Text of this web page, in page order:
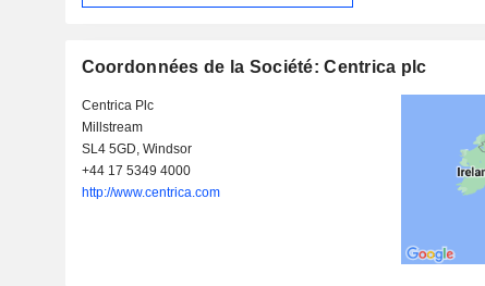
Coordonnées de la Société: Centrica plc
Centrica Plc
Millstream
SL4 5GD, Windsor
+44 17 5349 4000
http://www.centrica.com